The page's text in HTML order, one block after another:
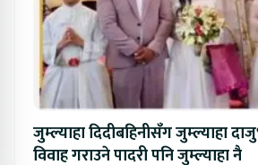
जुम्ल्याहा दिदीबहिनीसँग जुम्ल्याहा
विवाह गराउने पादरी पनि जुम्ल्याहा नै